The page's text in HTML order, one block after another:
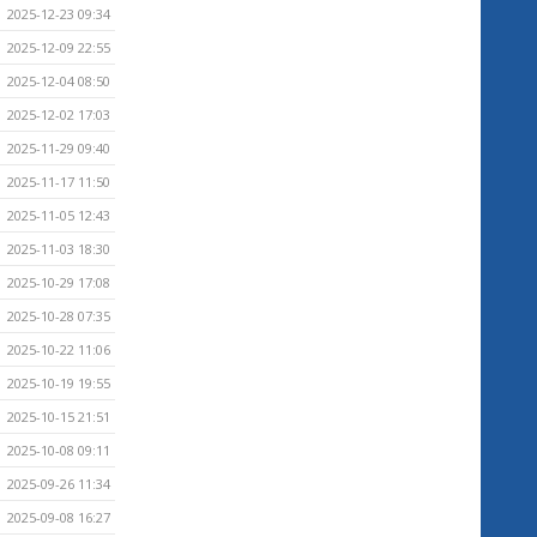
2025-12-23 09:34
2025-12-09 22:55
2025-12-04 08:50
2025-12-02 17:03
2025-11-29 09:40
2025-11-17 11:50
2025-11-05 12:43
2025-11-03 18:30
2025-10-29 17:08
2025-10-28 07:35
2025-10-22 11:06
2025-10-19 19:55
2025-10-15 21:51
2025-10-08 09:11
2025-09-26 11:34
2025-09-08 16:27